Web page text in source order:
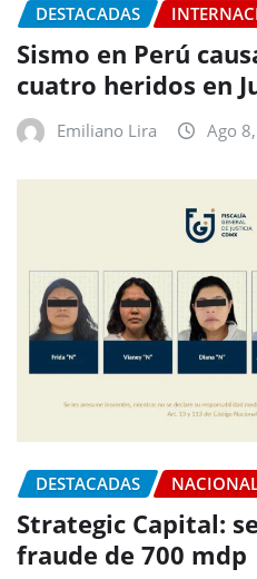
DESTACADAS
Sismo en Perú
cuatro heridos en
Emiliano Lira Ago
DESTACADAS
Strategic Capital:
fraude de 700 mdp